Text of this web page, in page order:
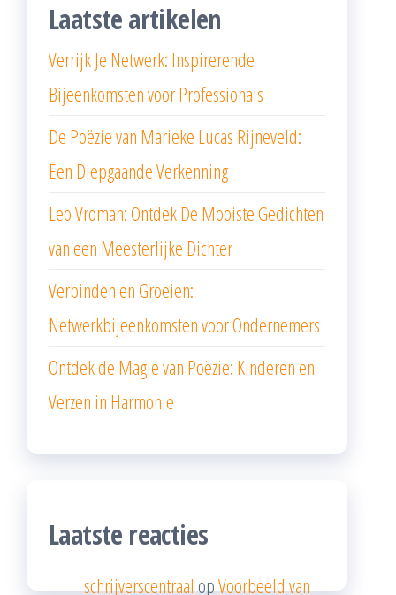
Laatste artikelen
Verrijk Je Netwerk: Inspirerende
Bijeenkomsten voor Professionals
De Poëzie van Marieke Lucas Rijneveld:
Een Diepgaande Verkenning
Leo Vroman: Ontdek De Mooiste Gedichten
van een Meesterlijke Dichter
Verbinden en Groeien:
Netwerkbijeenkomsten voor Ondernemers
Ontdek de Magie van Poëzie: Kinderen en
Verzen in Harmonie
Laatste reacties
schrijverscentraalopVoorbeeld van